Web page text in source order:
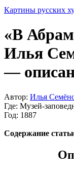
Картины русских
«В
Илья
—
Автор: Илья
Где: Музей-
Год: 1887
Содержание